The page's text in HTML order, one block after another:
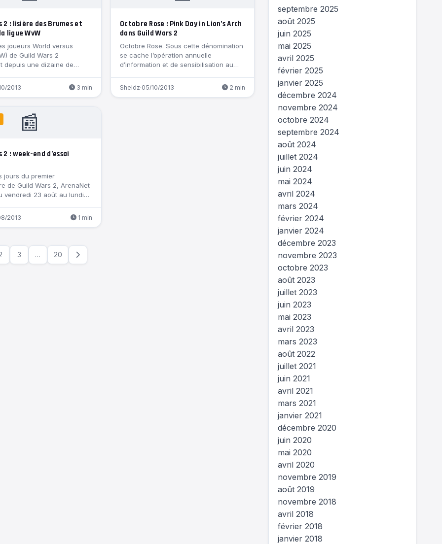
2 : lisière des Brumes et
ligue WvW
joueurs World versus
de Guild Wars 2
depuis une dizaine de…
2013 3 min
Octobre Rose : Pink Day in Lion’s Arch
dans Guild Wars 2
Octobre Rose. Sous cette dénomination
se cache l’opération annuelle
d’information et de sensibilisation au
Sheldz·05/10/2013 2 min
📰
2 : week-end d’essai
jours du premier
de Guild Wars 2, ArenaNet
vendredi 23 août au lundi…
2013 1 min
3 … 20
septembre 2025
août 2025
juin 2025
mai 2025
avril 2025
février 2025
janvier 2025
décembre 2024
novembre 2024
octobre 2024
septembre 2024
août 2024
juillet 2024
juin 2024
mai 2024
avril 2024
mars 2024
février 2024
janvier 2024
décembre 2023
novembre 2023
octobre 2023
août 2023
juillet 2023
juin 2023
mai 2023
avril 2023
mars 2023
août 2022
juillet 2021
juin 2021
avril 2021
mars 2021
janvier 2021
décembre 2020
juin 2020
mai 2020
avril 2020
novembre 2019
août 2019
novembre 2018
avril 2018
février 2018
janvier 2018